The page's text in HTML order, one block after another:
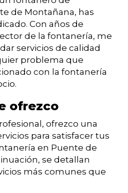
de Montañana, has
Con años de
de la fontanería, me
servicios de calidad
problema que
con la fontanería
ofrezco
ofrezco una
para satisfacer tus
en Puente de
se detallan
más comunes que